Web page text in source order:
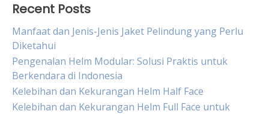
Recent Posts
Manfaat dan Jenis-Jenis Jaket Pelindung yang Perlu
Diketahui
Pengenalan Helm Modular: Solusi Praktis untuk
Berkendara di Indonesia
Kelebihan dan Kekurangan Helm Half Face
Kelebihan dan Kekurangan Helm Full Face untuk